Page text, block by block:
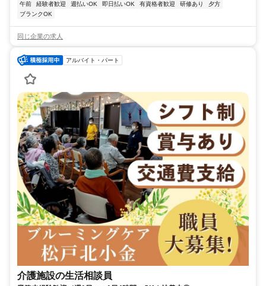
午前
経験者歓迎 週払いOK 即日払いOK 有資格者歓迎 研修あり
夕方
ブランクOK
同じ企業の求人
アルバイト・パート
介護施設の生活相談員